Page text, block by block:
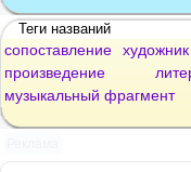
Теги названий
сопоставление художник
произведение
музыкальный фрагмент